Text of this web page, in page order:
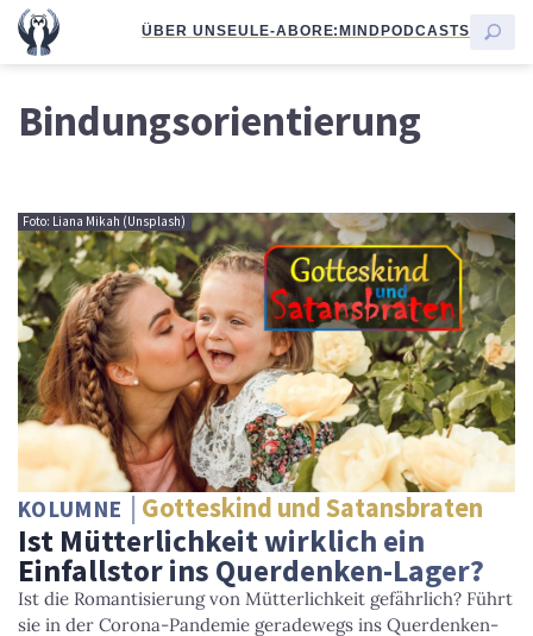
ÜBER UNSEULE-ABORE:MINDPODCASTS
Bindungsorientierung
Foto: Liana Mikah (Unsplash)
KOLUMNE Gotteskind und Satansbraten
Ist Mütterlichkeit wirklich ein
Einfallstor ins Querdenken-Lager?
Ist die Romantisierung von Mütterlichkeit gefährlich? Führt
sie in der Corona-Pandemie geradewegs ins Querdenken-